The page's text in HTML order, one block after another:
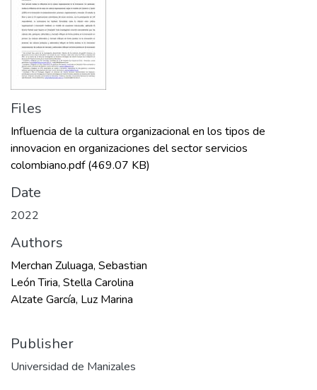
Files
Influencia de la cultura organizacional en los tipos de
innovacion en organizaciones del sector servicios
colombiano.pdf(469.07 KB)
Date
2022
Authors
Merchan Zuluaga, Sebastian
León Tiria, Stella Carolina
Alzate García, Luz Marina
Publisher
Universidad de Manizales